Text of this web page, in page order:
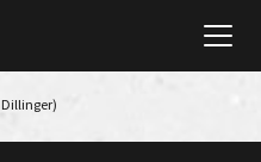
Dillinger)